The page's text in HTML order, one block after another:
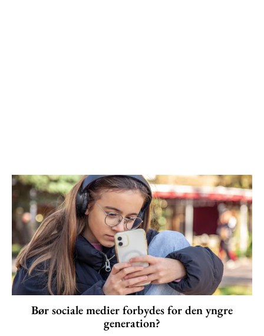
Bør sociale medier forbydes for den yngre
generation?